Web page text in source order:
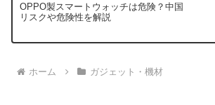
OPPO製スマートウォッチは危険？中国
リスクや危険性を解説
ホーム ガジェット・機材